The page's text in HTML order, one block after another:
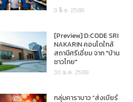
9 มิ.ย. 2569
[Preview] D:CODE SRI
NAKARIN คอนโดใกล้
สถานีศรีเอี่ยม จาก "บ้าน
ชาวไทย"
30 ม.ค. 2569
กลุ่มคาราบาว “ส่งเบียร์